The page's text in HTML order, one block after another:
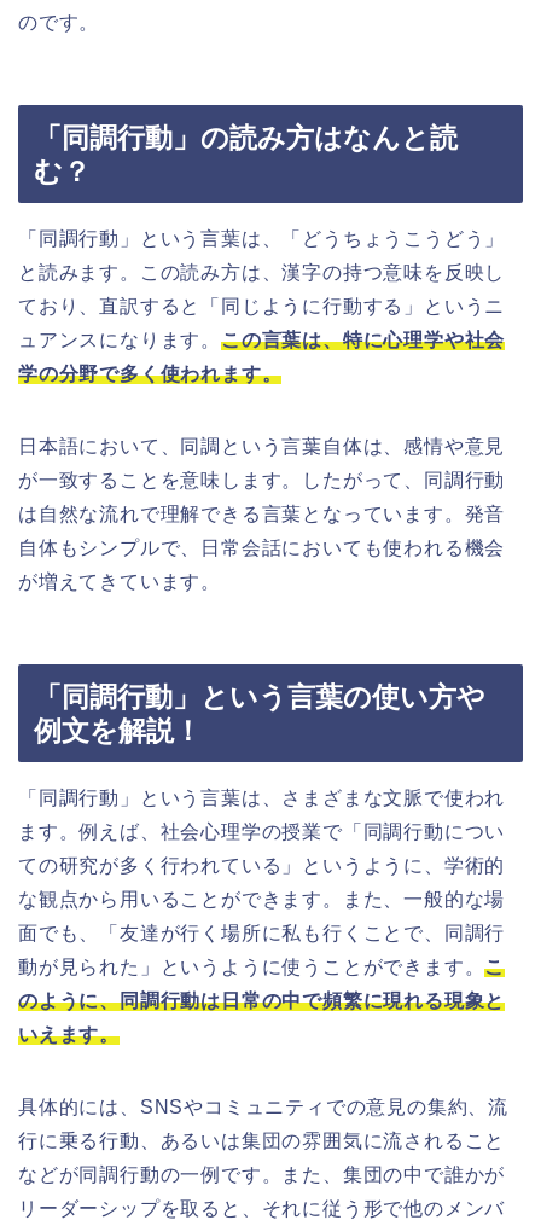
のです。
「同調行動」の読み方はなんと読
む？
「同調行動」という言葉は、「どうちょうこうどう」
と読みます。この読み方は、漢字の持つ意味を反映し
ており、直訳すると「同じように行動する」というニ
ュアンスになります。この言葉は、特に心理学や社会
学の分野で多く使われます。
日本語において、同調という言葉自体は、感情や意見
が一致することを意味します。したがって、同調行動
は自然な流れで理解できる言葉となっています。発音
自体もシンプルで、日常会話においても使われる機会
が増えてきています。
「同調行動」という言葉の使い方や
例文を解説！
「同調行動」という言葉は、さまざまな文脈で使われ
ます。例えば、社会心理学の授業で「同調行動につい
ての研究が多く行われている」というように、学術的
な観点から用いることができます。また、一般的な場
面でも、「友達が行く場所に私も行くことで、同調行
動が見られた」というように使うことができます。こ
のように、同調行動は日常の中で頻繁に現れる現象と
いえます。
具体的には、SNSやコミュニティでの意見の集約、流
行に乗る行動、あるいは集団の雰囲気に流されること
などが同調行動の一例です。また、集団の中で誰かが
リーダーシップを取ると、それに従う形で他のメンバ